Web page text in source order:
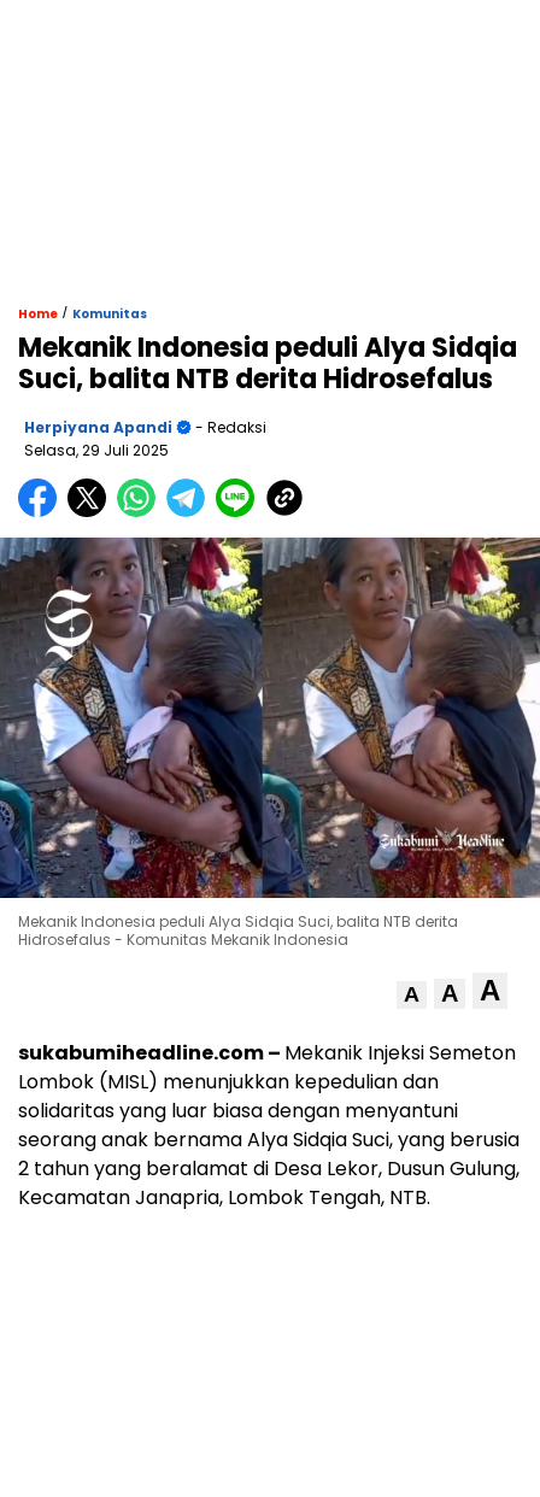
Home / Komunitas
Mekanik Indonesia peduli Alya Sidqia
Suci, balita NTB derita Hidrosefalus
Herpiyana Apandi
- Redaksi
Selasa, 29 Juli 2025
Mekanik Indonesia peduli Alya Sidqia Suci, balita NTB derita
Hidrosefalus - Komunitas Mekanik Indonesia
A A A
sukabumiheadline.com – Mekanik Injeksi Semeton
Lombok (MISL) menunjukkan kepedulian dan
solidaritas yang luar biasa dengan menyantuni
seorang anak bernama Alya Sidqia Suci, yang berusia
2 tahun yang beralamat di Desa Lekor, Dusun Gulung,
Kecamatan Janapria, Lombok Tengah, NTB.